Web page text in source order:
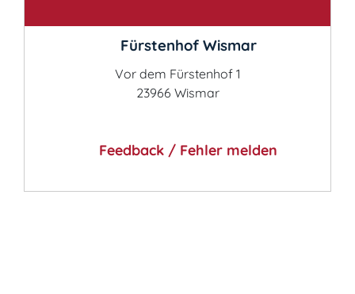
Fürstenhof Wismar
Vor dem Fürstenhof 1
23966 Wismar
Feedback / Fehler melden